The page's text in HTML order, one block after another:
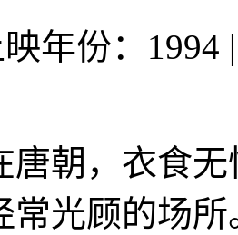
映年份：1994 |
唐朝，衣食
常光顾的场